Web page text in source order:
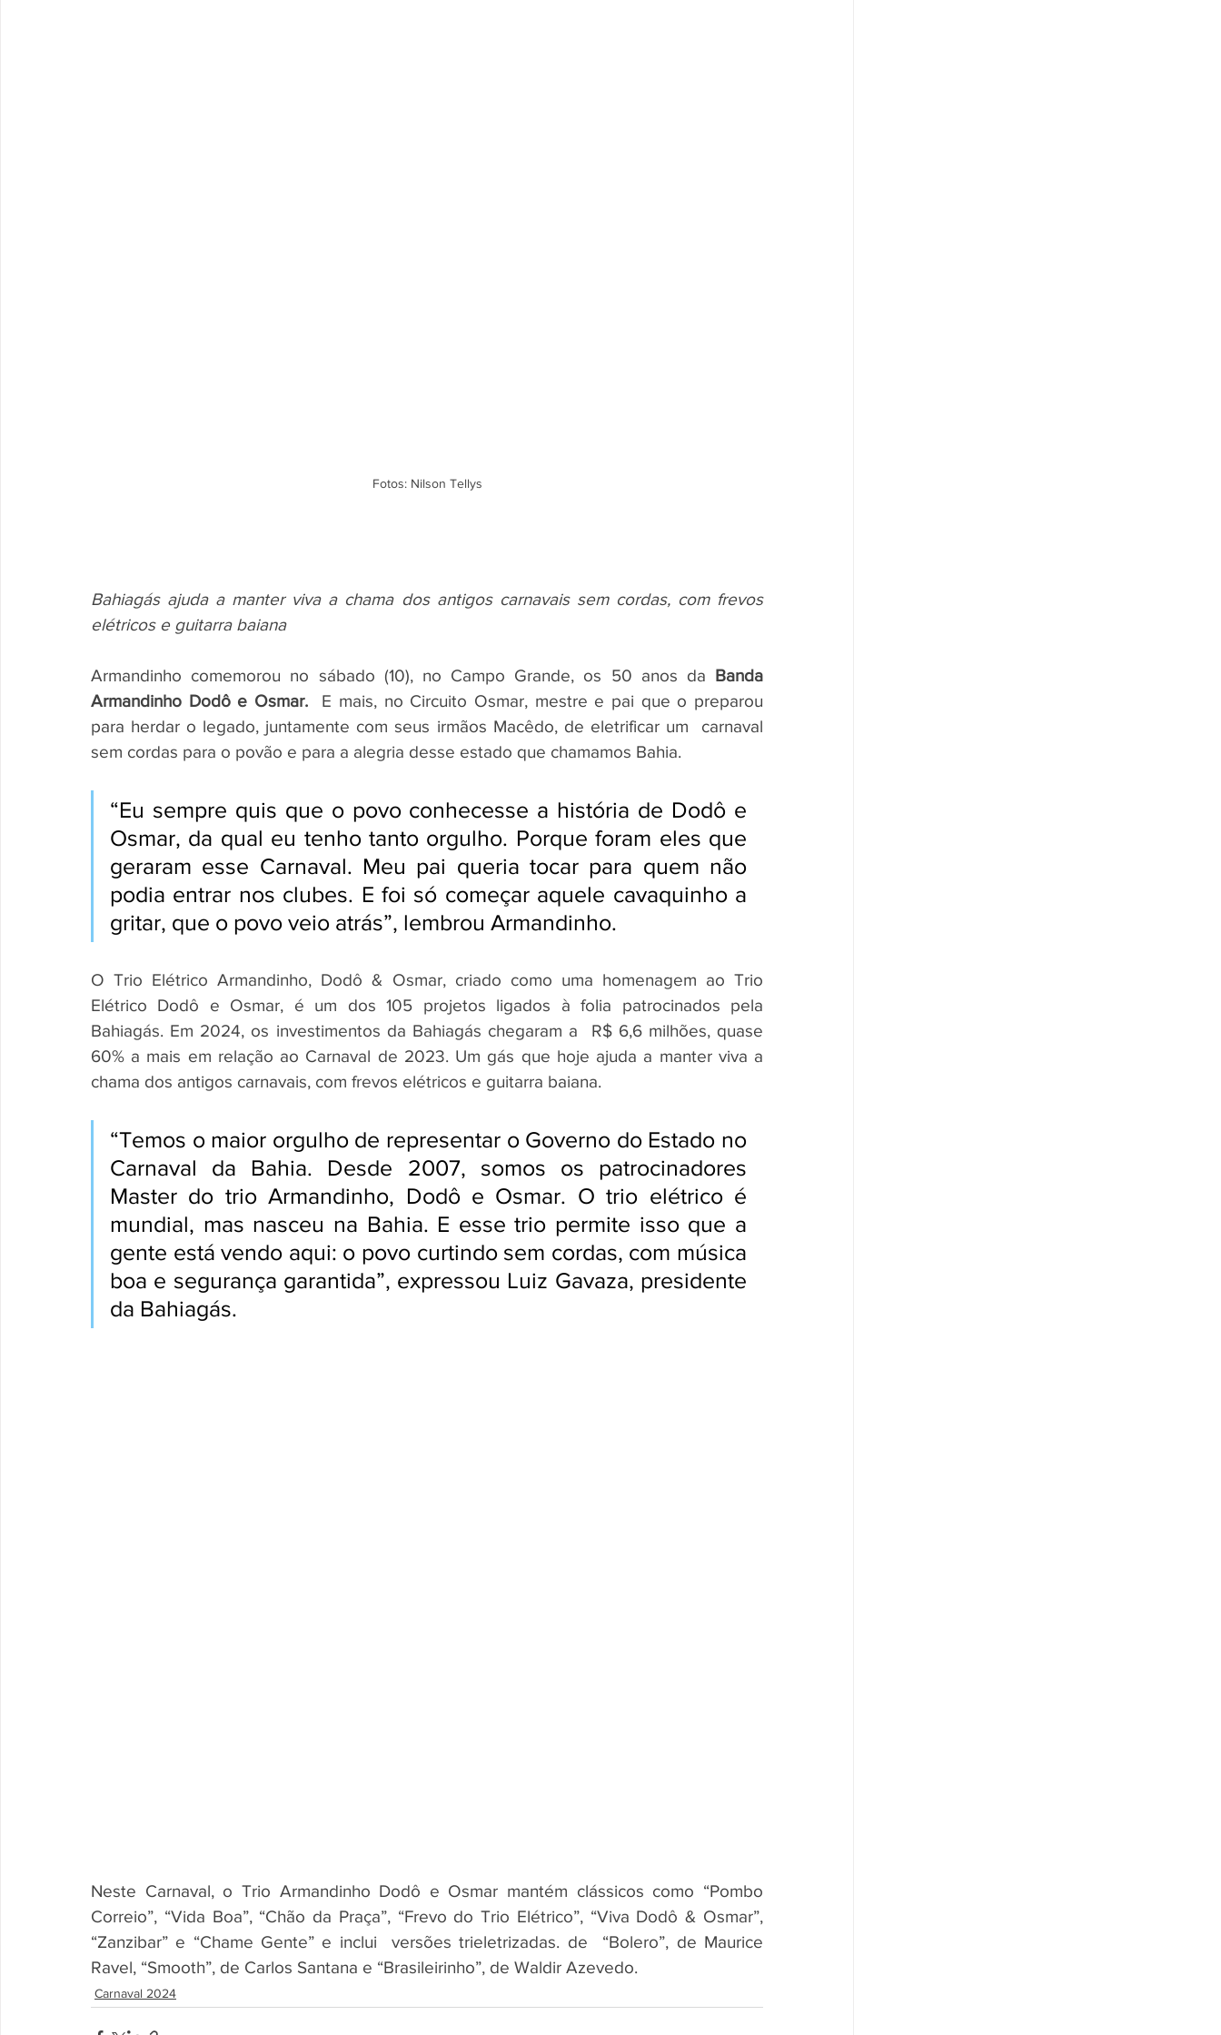
Fotos: Nilson Tellys
Bahiagás ajuda a manter viva a chama dos antigos carnavais sem cordas, com frevos
elétricos e guitarra baiana
Armandinho comemorou no sábado (10), no Campo Grande, os 50 anos da Banda
Armandinho Dodô e Osmar.
  E mais, no Circuito Osmar, mestre e pai que o preparou
para herdar o legado, juntamente com seus irmãos Macêdo, de eletrificar um  carnaval
sem cordas para o povão e para a alegria desse estado que chamamos Bahia.
“Eu sempre quis que o povo conhecesse a história de Dodô e
Osmar, da qual eu tenho tanto orgulho. Porque foram eles que
geraram esse Carnaval. Meu pai queria tocar para quem não
podia entrar nos clubes. E foi só começar aquele cavaquinho a
gritar, que o povo veio atrás”, lembrou Armandinho.
O Trio Elétrico Armandinho, Dodô & Osmar, criado como uma homenagem ao Trio
Elétrico Dodô e Osmar, é um dos 105 projetos ligados à folia patrocinados pela
Bahiagás. Em 2024, os investimentos da Bahiagás chegaram a  R$ 6,6 milhões, quase
60% a mais em relação ao Carnaval de 2023. Um gás que hoje ajuda a manter viva a
chama dos antigos carnavais, com frevos elétricos e guitarra baiana.
“Temos o maior orgulho de representar o Governo do Estado no
Carnaval da Bahia. Desde 2007, somos os patrocinadores
Master do trio Armandinho, Dodô e Osmar. O trio elétrico é
mundial, mas nasceu na Bahia. E esse trio permite isso que a
gente está vendo aqui: o povo curtindo sem cordas, com música
boa e segurança garantida”, expressou Luiz Gavaza, presidente
da Bahiagás.
Neste Carnaval, o Trio Armandinho Dodô e Osmar mantém clássicos como “Pombo
Correio”, “Vida Boa”, “Chão da Praça”, “Frevo do Trio Elétrico”, “Viva Dodô & Osmar”,
“Zanzibar” e “Chame Gente” e inclui  versões trieletrizadas. de  “Bolero”, de Maurice
Ravel, “Smooth”, de Carlos Santana e “Brasileirinho”, de Waldir Azevedo.
Carnaval 2024